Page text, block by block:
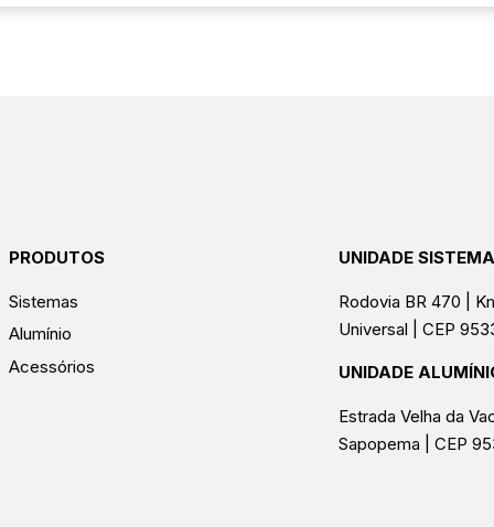
PRODUTOS
Sistemas
Alumínio
Acessórios
UNIDADE
Rodovia BR 470 |
Universal | CEP
UNIDADE
Estrada Velha da
Sapopema | CEP